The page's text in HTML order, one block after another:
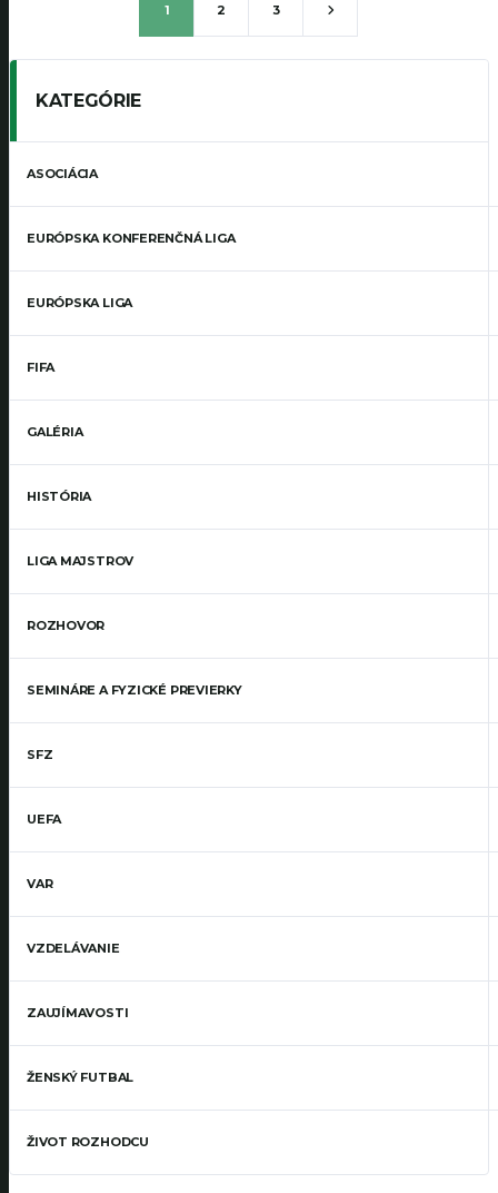
1 2 3
KATEGÓRIE
ASOCIÁCIA
EURÓPSKA KONFERENČNÁ LIGA
EURÓPSKA LIGA
FIFA
GALÉRIA
HISTÓRIA
LIGA MAJSTROV
ROZHOVOR
SEMINÁRE A FYZICKÉ PREVIERKY
SFZ
UEFA
VAR
VZDELÁVANIE
ZAUJÍMAVOSTI
ŽENSKÝ FUTBAL
ŽIVOT ROZHODCU